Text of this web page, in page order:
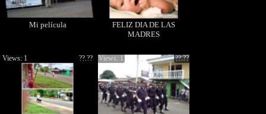
Mi película
FELIZ DIA DE LAS
MADRES
??.??
Views: 1 ??.??
Views: 1